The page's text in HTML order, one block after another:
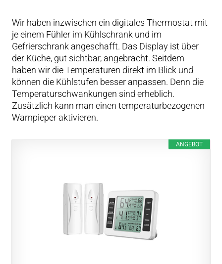
Wir haben inzwischen ein digitales Thermostat mit
je einem Fühler im Kühlschrank und im
Gefrierschrank angeschafft. Das Display ist über
der Küche, gut sichtbar, angebracht. Seitdem
haben wir die Temperaturen direkt im Blick und
können die Kühlstufen besser anpassen. Denn die
Temperaturschwankungen sind erheblich.
Zusätzlich kann man einen temperaturbezogenen
Warnpieper aktivieren.
ANGEBOT